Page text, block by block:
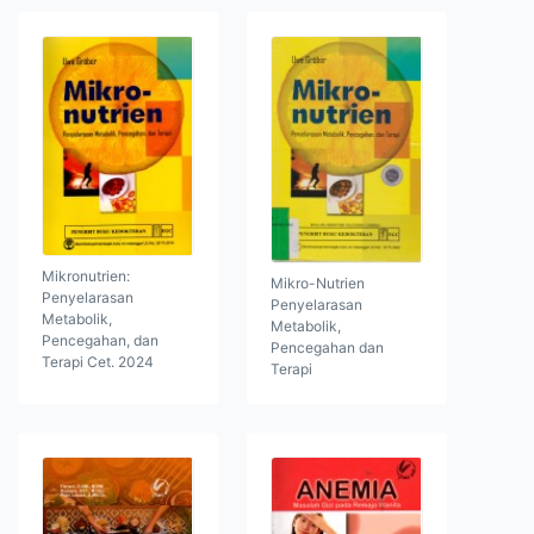
Mikronutrien:
Penyelarasan
Metabolik,
Pencegahan, dan
Terapi Cet. 2024
Mikro-Nutrien
Penyelarasan
Metabolik,
Pencegahan dan
Terapi